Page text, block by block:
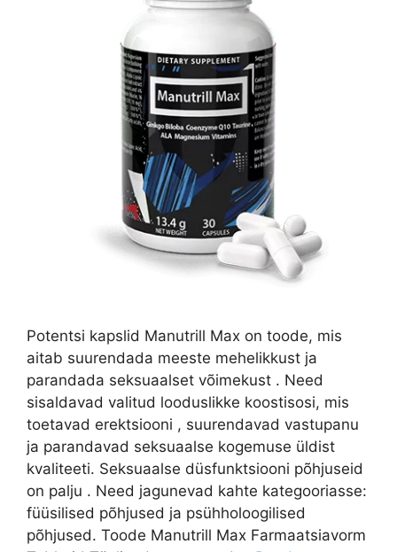
Potentsi kapslid Manutrill Max on toode, mis
aitab suurendada meeste mehelikkust ja
parandada seksuaalset võimekust . Need
sisaldavad valitud looduslikke koostisosi, mis
toetavad erektsiooni , suurendavad vastupanu
ja parandavad seksuaalse kogemuse üldist
kvaliteeti. Seksuaalse düsfunktsiooni põhjuseid
on palju . Need jagunevad kahte kategooriasse:
füüsilised põhjused ja psühholoogilised
põhjused. Toode Manutrill Max Farmaatsiavorm